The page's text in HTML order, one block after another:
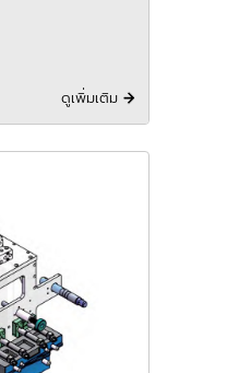
ดูเพิ่มเติม